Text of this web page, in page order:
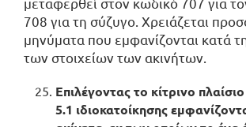
708 για τη σύζυγο. Χρειάζεται
μηνύματα που εμφανίζονται κατά
των στοιχείων των ακινήτων.
Επιλέγοντας το κίτρινο
5.1 ιδιοκατοίκησης